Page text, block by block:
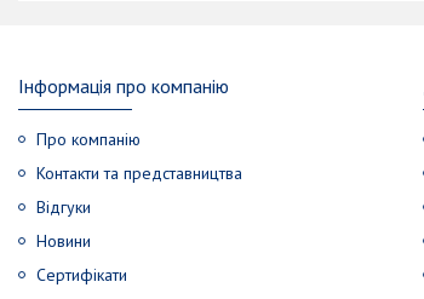
Інформація про компанію
Про компанію
Контакти та представництва
Відгуки
Новини
Сертифікати